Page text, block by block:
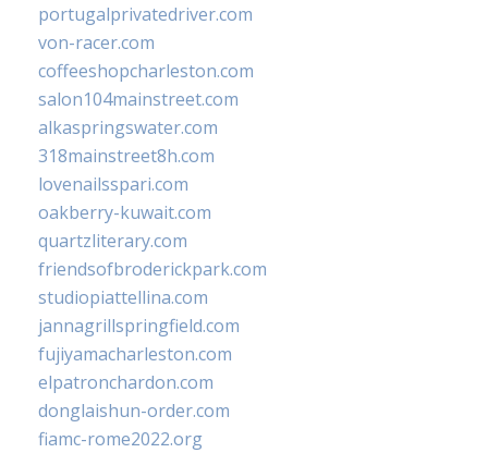
portugalprivatedriver.com
von-racer.com
coffeeshopcharleston.com
salon104mainstreet.com
alkaspringswater.com
318mainstreet8h.com
lovenailsspari.com
oakberry-kuwait.com
quartzliterary.com
friendsofbroderickpark.com
studiopiattellina.com
jannagrillspringfield.com
fujiyamacharleston.com
elpatronchardon.com
donglaishun-order.com
fiamc-rome2022.org